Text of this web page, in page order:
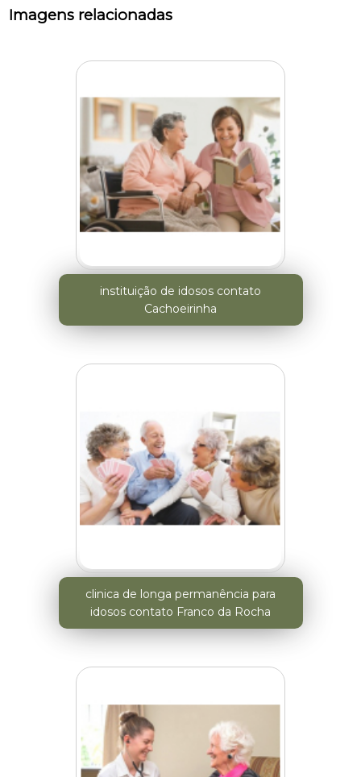
Imagens relacionadas
instituição de idosos contato
Cachoeirinha
clinica de longa permanência para
idosos contato Franco da Rocha